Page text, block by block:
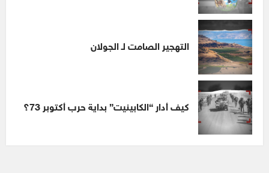
التهجير الصامت لـ الجولان
كيف أدار “الكابينيت” بداية حرب أكتوبر 73؟